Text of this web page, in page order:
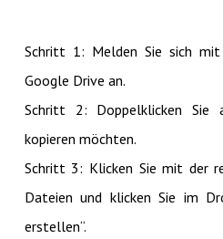
Schritt 1: Melden Sie sich
Google Drive an.
Schritt 2: Doppelklicken Sie
kopieren möchten.
Schritt 3: Klicken Sie mit der
Dateien und klicken Sie im
erstellen“.